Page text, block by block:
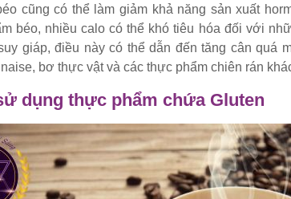
cũng có thể làm giảm khả năng sản xuất
béo, nhiều calo có thể khó tiêu hóa đối với
giáp, điều này có thể dẫn đến tăng cân quá
bơ thực vật và các thực phẩm chiên rán
dụng thực phẩm chứa Gluten